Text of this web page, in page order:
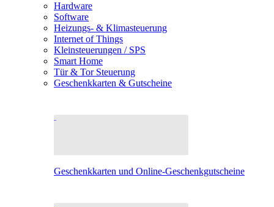
Hardware
Software
Heizungs- & Klimasteuerung
Internet of Things
Kleinsteuerungen / SPS
Smart Home
Tür & Tor Steuerung
Geschenkkarten & Gutscheine
Geschenkkarten und Online-Geschenkgutscheine